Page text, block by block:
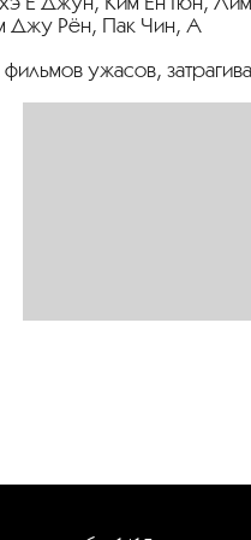
Джу Рён, Пак Чин, А
ужасов,